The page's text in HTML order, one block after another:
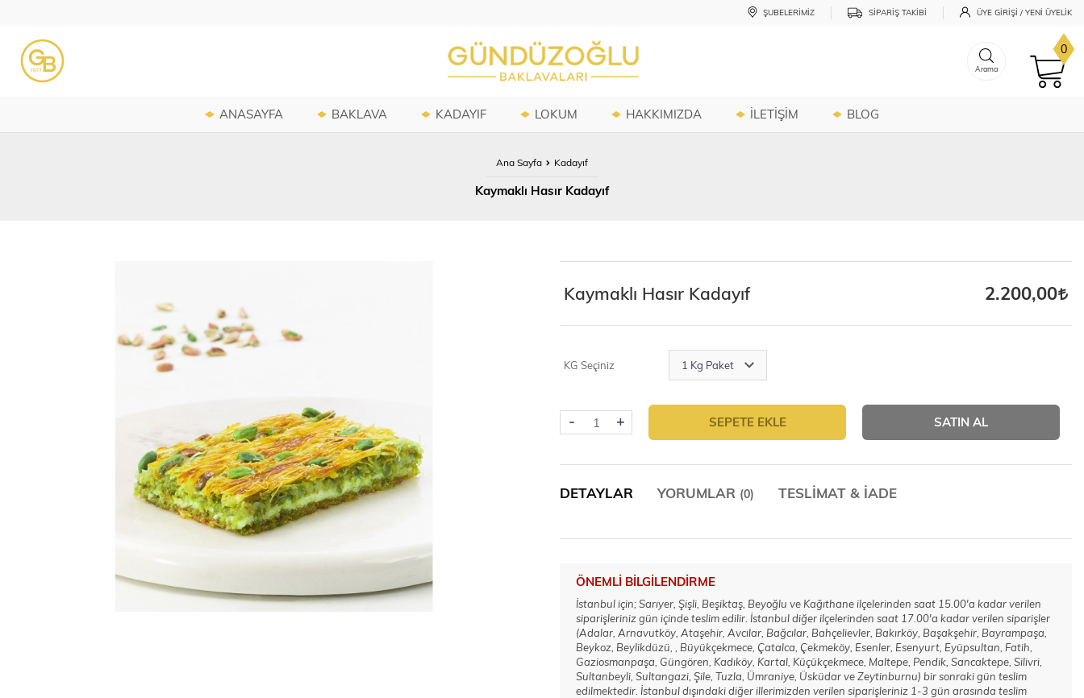
ŞUBELERIMIZ SIPARIŞ TAKIBI ÜYE GIRIŞI / YENI ÜYELIK
Arama
0
ANASAYFA BAKLAVA KADAYIF LOKUM HAKKIMIZDA İLETİŞİM BLOG
Ana Sayfa Kadayıf
Kaymaklı Hasır Kadayıf
Kaymaklı Hasır Kadayıf 2.200,00
KG Seçiniz
- + SEPETE EKLE SATIN AL
DETAYLAR YORUMLAR (0) TESLIMAT & İADE
ÖNEMLI BILGILENDIRME
İstanbul için; Sarıyer, Şişli, Beşiktaş, Beyoğlu ve Kağıthane ilçelerinden saat 15.00'a kadar verilen
siparişleriniz gün içinde teslim edilir. İstanbul diğer ilçelerinden saat 17.00'a kadar verilen siparişler
(Adalar, Arnavutköy, Ataşehir, Avcılar, Bağcılar, Bahçelievler, Bakırköy, Başakşehir, Bayrampaşa,
Beykoz, Beylikdüzü, , Büyükçekmece, Çatalca, Çekmeköy, Esenler, Esenyurt, Eyüpsultan, Fatih,
Gaziosmanpaşa, Güngören, Kadıköy, Kartal, Küçükçekmece, Maltepe, Pendik, Sancaktepe, Silivri,
Sultanbeyli, Sultangazi, Şile, Tuzla, Ümraniye, Üsküdar ve Zeytinburnu) bir sonraki gün teslim
edilmektedir. İstanbul dışındaki diğer illerimizden verilen siparişleriniz 1-3 gün arasında teslim